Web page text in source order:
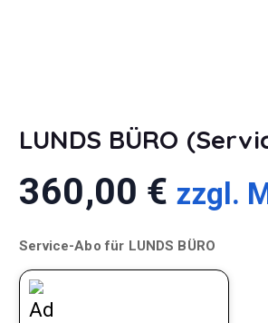
LUNDS BÜRO
360,00 € zzgl.
Service-Abo für LUNDS BÜRO